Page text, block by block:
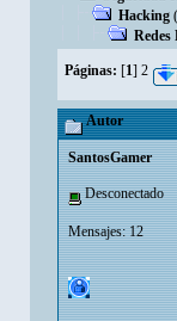
Hacking
Redes
Páginas: [1] 2
Autor
SantosGamer
Desconectado
Mensajes: 12